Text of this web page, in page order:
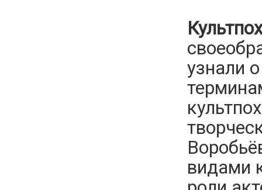
узнали
видами